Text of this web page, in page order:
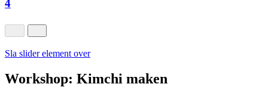
4
Sla slider element over
Workshop: Kimchi maken